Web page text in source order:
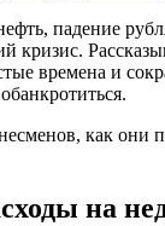
падение
кризис.
времена и
как они
на